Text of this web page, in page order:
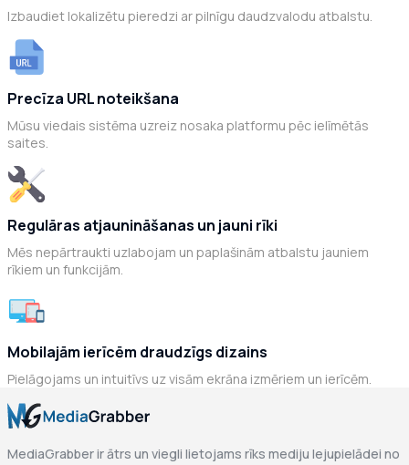
Izbaudiet lokalizētu pieredzi ar pilnīgu daudzvalodu atbalstu.
Precīza URL noteikšana
Mūsu viedais sistēma uzreiz nosaka platformu pēc ielīmētās
saites.
Regulāras atjaunināšanas un jauni rīki
Mēs nepārtraukti uzlabojam un paplašinām atbalstu jauniem
rīkiem un funkcijām.
Mobilajām ierīcēm draudzīgs dizains
Pielāgojams un intuitīvs uz visām ekrāna izmēriem un ierīcēm.
MediaGrabber ir ātrs un viegli lietojams rīks mediju lejupielādei no